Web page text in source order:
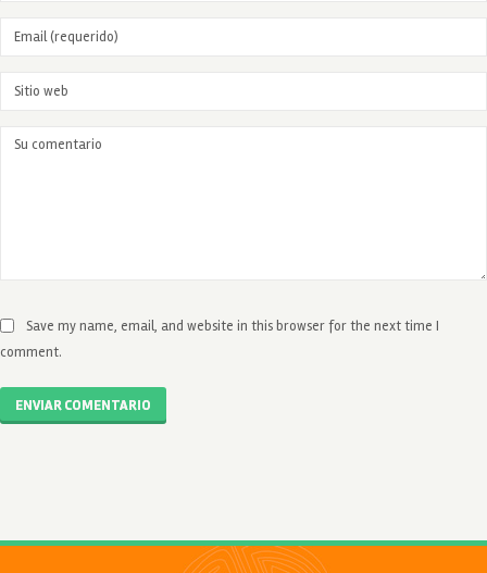
Save my name, email, and website in this browser for the next time I
comment.
ENVIAR COMENTARIO